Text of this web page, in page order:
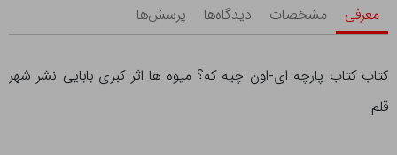
معرفی مشخصات دیدگاه‌ها پرسش‌ها
کتاب کتاب پارچه ای-اون چیه که؟ میوه ها اثر کبری بابایی نشر شهر
قلم